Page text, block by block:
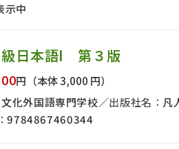
入試対策
事情
示中
日本語Ⅰ 第３版
円 （本体 3,000 円）
文化外国語専門学校 出版社名： 凡
9784867460344